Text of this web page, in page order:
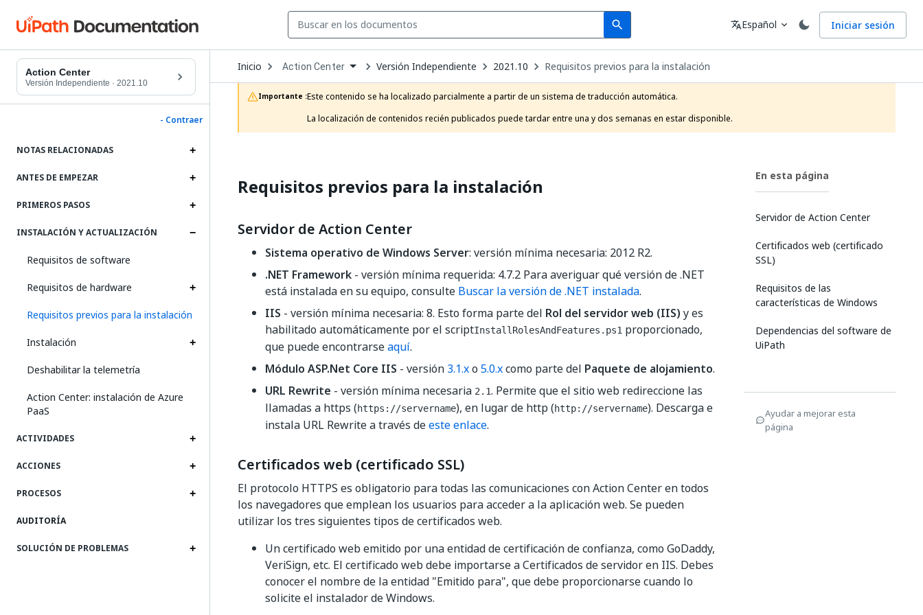
search
Search Idioma
translateEspañol expand_more Iniciar sesión
Action Center
Versión Independiente · 2021.10
- Contraer
NOTAS RELACIONADAS
ANTES DE EMPEZAR
PRIMEROS PASOS
INSTALACIÓN Y ACTUALIZACIÓN
Requisitos de software
Requisitos de hardware
Requisitos previos para la instalación
Instalación
Deshabilitar la telemetría
Action Center: instalación de Azure
PaaS
ACTIVIDADES
ACCIONES
PROCESOS
AUDITORÍA
SOLUCIÓN DE PROBLEMAS
Inicio Open
Dropdown
to
choose
product
Action Center Versión Independiente 2021.10 Requisitos previos para la instalación
Importante :Este contenido se ha localizado parcialmente a partir de un sistema de traducción automática.
La localización de contenidos recién publicados puede tardar entre una y dos semanas en estar disponible.
Requisitos previos para la instalación
Servidor de Action Center
Sistema operativo de Windows Server: versión mínima necesaria: 2012 R2.
.NET Framework - versión mínima requerida: 4.7.2 Para averiguar qué versión de .NET
está instalada en su equipo, consulte Buscar la versión de .NET instalada.
IIS - versión mínima necesaria: 8. Esto forma parte del Rol del servidor web (IIS) y es
habilitado automáticamente por el scriptInstallRolesAndFeatures.ps1 proporcionado,
que puede encontrarseaquí.
Módulo ASP.Net Core IIS - versión 3.1.xo 5.0.xcomo parte del Paquete de alojamiento.
URL Rewrite - versión mínima necesaria 2.1. Permite que el sitio web redireccione las
llamadas a https (https://servername), en lugar de http (http://servername). Descarga e
instala URL Rewrite a través deeste enlace.
Certificados web (certificado SSL)
El protocolo HTTPS es obligatorio para todas las comunicaciones con Action Center en todos
los navegadores que emplean los usuarios para acceder a la aplicación web. Se pueden
utilizar los tres siguientes tipos de certificados web.
Un certificado web emitido por una entidad de certificación de confianza, como GoDaddy,
VeriSign, etc. El certificado web debe importarse a Certificados de servidor en IIS. Debes
conocer el nombre de la entidad "Emitido para", que debe proporcionarse cuando lo
solicite el instalador de Windows.
En esta página
Servidor de Action Center
Certificados web (certificado
SSL)
Requisitos de las
características de Windows
Dependencias del software de
UiPath
Ayudar a mejorar esta
página